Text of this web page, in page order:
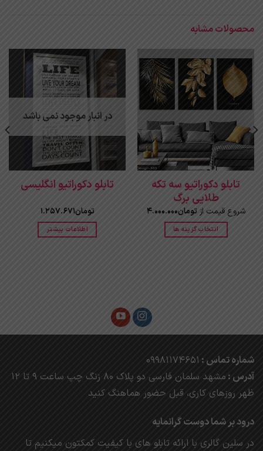
محصولات مشابه
تابلو دکوراتیو سه تکه
طلایی برگ
شروع قیمت از تومان4.000.000
انتخاب گزینه ها
ممکن
است
در
صفحه
انتخاب
شوند
در انبار موجود نمی باشد
تابلو دکوراتیو انگلیسی
تومان1.257.671
اطلاعات بیشتر
شماره تماس : 09981174651
آدرس : مشهد
سلمان فارسی دو پلاک 80 زنگ چپ ساعت 9 تا 12
ظهر روزهای کاری، قبل حضور هماهنگ کنید
درود بر شما دوست گرانمایه
در سلین گالری با ارائه تابلو های با کیفیت کمکتون میکنیم تا